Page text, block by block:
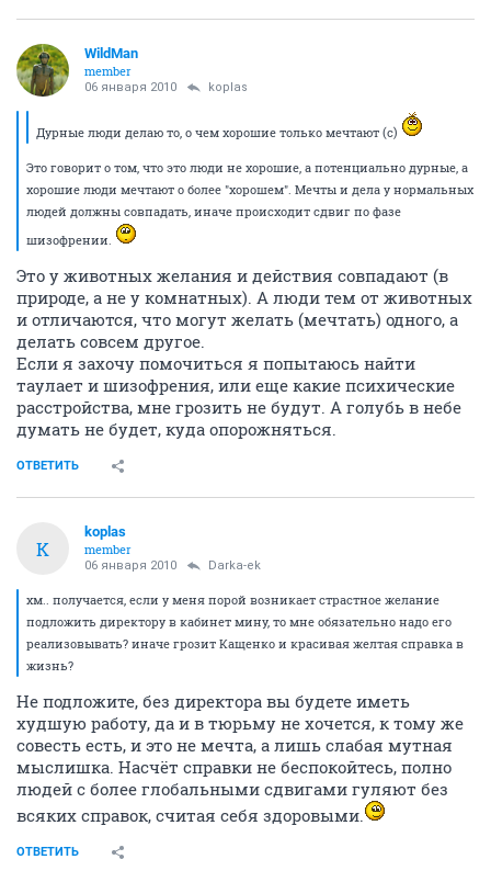
WildMan
member
06 января 2010 koplas
Дурные люди делаю то, о чем хорошие только мечтают (с)
Это говорит о том, что это люди не хорошие, а потенциально дурные, а
хорошие люди мечтают о более "хорошем". Мечты и дела у нормальных
людей должны совпадать, иначе происходит сдвиг по фазе
шизофрении.
Это у животных желания и действия совпадают (в
природе, а не у комнатных). А люди тем от животных
и отличаются, что могут желать (мечтать) одного, а
делать совсем другое.
Если я захочу помочиться я попытаюсь найти
таулает и шизофрения, или еще какие психические
расстройства, мне грозить не будут. А голубь в небе
думать не будет, куда опорожняться.
ОТВЕТИТЬ
K
koplas
member
06 января 2010 Darka-ek
хм.. получается, если у меня порой возникает страстное желание
подложить директору в кабинет мину, то мне обязательно надо его
реализовывать? иначе грозит Кащенко и красивая желтая справка в
жизнь?
Не подложите, без директора вы будете иметь
худшую работу, да и в тюрьму не хочется, к тому же
совесть есть, и это не мечта, а лишь слабая мутная
мыслишка. Насчёт справки не беспокойтесь, полно
людей с более глобальными сдвигами гуляют без
всяких справок, считая себя здоровыми.
ОТВЕТИТЬ